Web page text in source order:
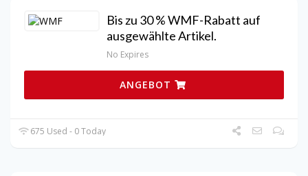
Bis zu 30 % WMF-Rabatt auf
ausgewählte Artikel.
No Expires
ANGEBOT
675 Used - 0 Today